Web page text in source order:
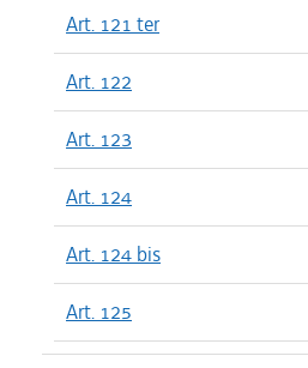
Art. 121 ter
Art. 122
Art. 123
Art. 124
Art. 124 bis
Art. 125